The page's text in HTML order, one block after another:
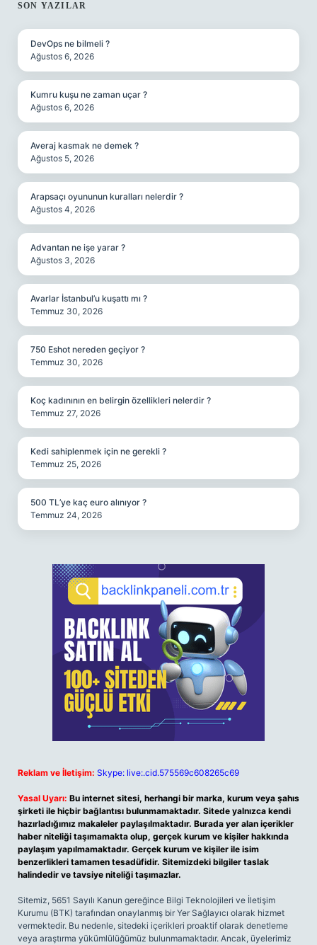
SIDEBAR
SON YAZILAR
DevOps ne bilmeli ?
Ağustos 6, 2026
Kumru kuşu ne zaman uçar ?
Ağustos 6, 2026
Averaj kasmak ne demek ?
Ağustos 5, 2026
Arapsaçı oyununun kuralları nelerdir ?
Ağustos 4, 2026
Advantan ne işe yarar ?
Ağustos 3, 2026
Avarlar İstanbul’u kuşattı mı ?
Temmuz 30, 2026
750 Eshot nereden geçiyor ?
Temmuz 30, 2026
Koç kadınının en belirgin özellikleri nelerdir ?
Temmuz 27, 2026
Kedi sahiplenmek için ne gerekli ?
Temmuz 25, 2026
500 TL’ye kaç euro alınıyor ?
Temmuz 24, 2026
Reklam ve İletişim: Skype: live:.cid.575569c608265c69
Yasal Uyarı: Bu internet sitesi, herhangi bir marka, kurum veya şahıs
şirketi ile hiçbir bağlantısı bulunmamaktadır. Sitede yalnızca kendi
hazırladığımız makaleler paylaşılmaktadır. Burada yer alan içerikler
haber niteliği taşımamakta olup, gerçek kurum ve kişiler hakkında
paylaşım yapılmamaktadır. Gerçek kurum ve kişiler ile isim
benzerlikleri tamamen tesadüfidir. Sitemizdeki bilgiler taslak
halindedir ve tavsiye niteliği taşımazlar.
Sitemiz, 5651 Sayılı Kanun gereğince Bilgi Teknolojileri ve İletişim
Kurumu (BTK) tarafından onaylanmış bir Yer Sağlayıcı olarak hizmet
vermektedir. Bu nedenle, sitedeki içerikleri proaktif olarak denetleme
veya araştırma yükümlülüğümüz bulunmamaktadır. Ancak, üyelerimiz